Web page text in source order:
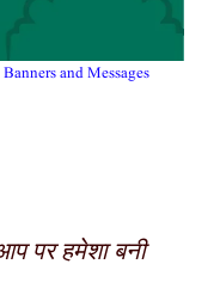
and Messages
पर हमेशा बनी